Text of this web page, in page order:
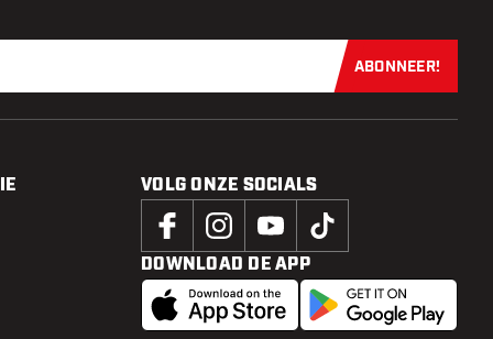
Schrijf je
ABONNEER!
VOLG ONZE SOCIALS
DOWNLOAD DE APP